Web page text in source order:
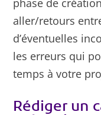
aller/retours
d’éventuelles
les erreurs qui
temps à votre
Rédiger un